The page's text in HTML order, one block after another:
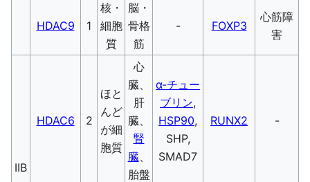
HDAC9 1
核・
細胞
質
脳・
骨格
筋
- FOXP3
心筋障
害
IIB
HDAC6 2
ほと
んど
が細
胞質
心
臓、
肝
臓、
腎
臓、
胎盤
α-チュー
ブリン,
HSP90,
SHP,
SMAD7
RUNX2 -